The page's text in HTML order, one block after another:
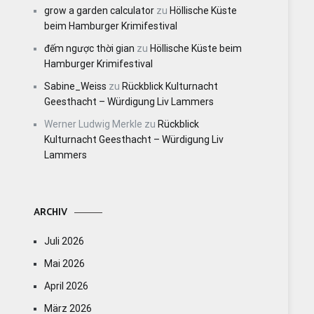
grow a garden calculator zu Höllische Küste
beim Hamburger Krimifestival
đếm ngược thời gian zu Höllische Küste beim
Hamburger Krimifestival
Sabine_Weiss zu Rückblick Kulturnacht
Geesthacht – Würdigung Liv Lammers
Werner Ludwig Merkle zu Rückblick
Kulturnacht Geesthacht – Würdigung Liv
Lammers
ARCHIV
Juli 2026
Mai 2026
April 2026
März 2026